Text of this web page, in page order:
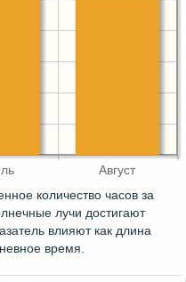
Август
количество часов за
лучи достигают
влияют как длина
время.